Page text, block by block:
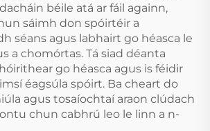
béile atá ar fáil againn,
sáimh don spóirtéir a
séans agus labhairt go héasca le
a chomórtas. Tá siad déanta
go héasca agus is féidir
éagsúla spóirt. Ba cheart do
agus tosaíochtaí araon clúdach
chun cabhrú leo le linn a n-